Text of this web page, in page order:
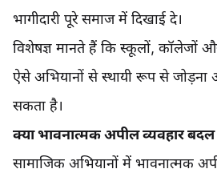
भागीदारी पूरे समाज में दिखाई दे।
विशेषज्ञ मानते हैं कि स्कूलों, कॉलेजों
ऐसे अभियानों से स्थायी रूप से जोड़ना
सकता है।
क्या भावनात्मक अपील व्यवहार
सामाजिक अभियानों में भावनात्मक